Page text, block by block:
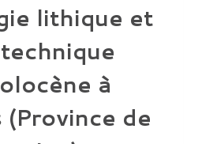
lithique et
à
(Province de